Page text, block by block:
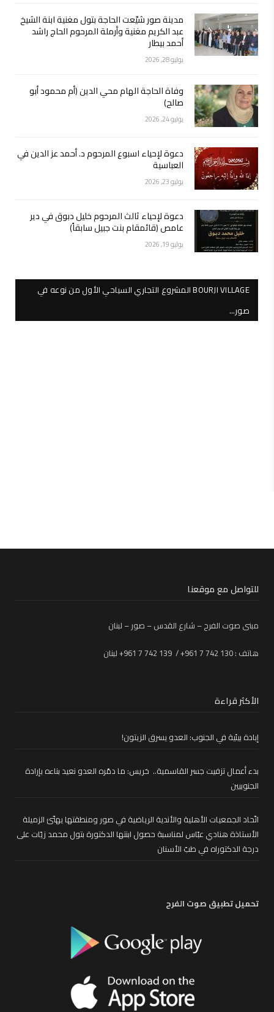
مدينة صور شيّعت الحاجة بتول مغنية ابنة الشيخ
عبد الكريم مغنية وأرملة المرحوم الحاج راشد
أحمد بيطار
يوليو 28, 2026
وفاة الحاجة الهام محي الدين (أم محمود أبو
صالح)
يوليو 24, 2026
دعوة لإحياء اسبوع المرحوم د. أحمد عز الدين في
العباسية
يوليو 23, 2026
دعوة لإحياء ثالث المرحوم خليل دبوق في دير
عامص (قائمقام بنت جبيل سابقاً)
يوليو 19, 2026
BOURJI VILLAGE المشروع التجاري السياحي الأول من نوعه في
صور…
للتواصل مع موقعنا
مبنى صوت الفرح – شارع القدس – صور – لبنان
هاتف : 130 742 7 961+ / 139 742 7 961+ لبنان
الأكثر قراءة
إبادة بيئية في الجنوب: العدو يسرق الزيتون!
بدء أعمال تزفيت جسر القاسمية.. خريس: ما دمّره العدو نعيد بناءه بإرادة
الجنوبيين
اتّحاد الجمعيات الأهلية والأندية الرياضية في صور ومنطقتها يهنّئ الزميلة
الأستاذة هنادي عبّاس لمناسبة حصول ابنتها الدكتورة بتول محمد زيّات على
درجة الدكتوراه في طبّ الأسنان
تحميل تطبيق صوت الفرح